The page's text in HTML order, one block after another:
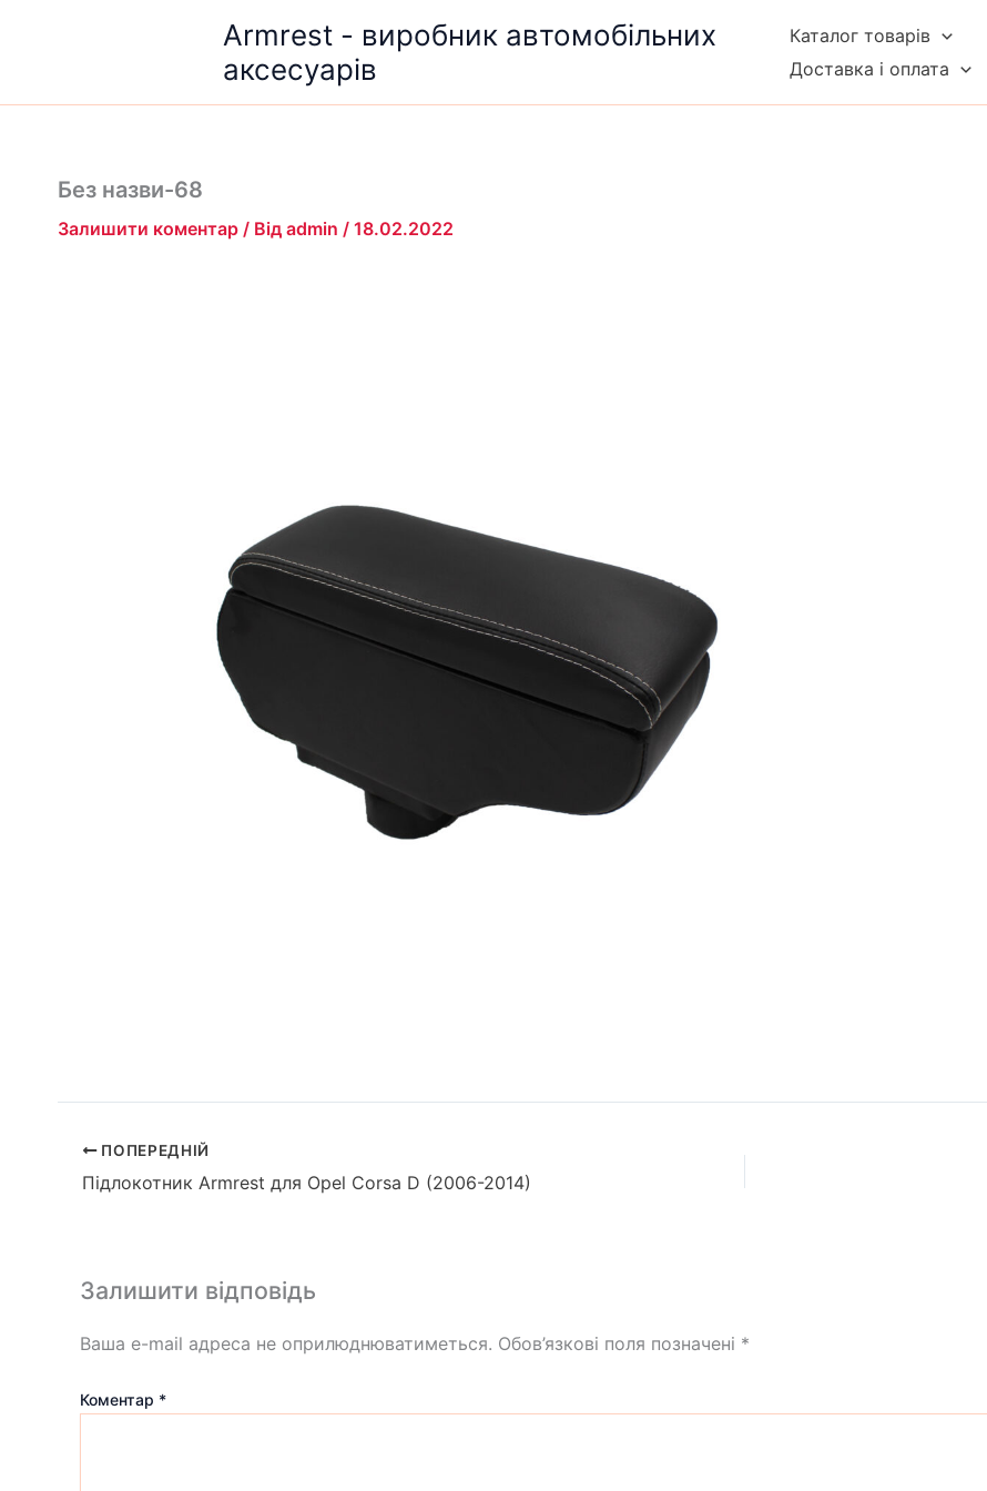
Armrest - виробник автомобільних
аксесуарів
Каталог товарів
Доставка і оплата
Без назви-68
Залишити коментар / Від admin / 18.02.2022
ПОПЕРЕДНІЙ
Підлокотник Armrest для Opel Corsa D (2006-2014)
Залишити відповідь
Ваша e-mail адреса не оприлюднюватиметься. Обов’язкові поля позначені *
Коментар *